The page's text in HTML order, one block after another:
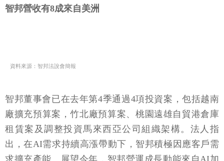
智邦營收有8成來自美洲
資料來源：智邦法說會簡報
智邦董事會已在去年第4季通過4項投資案，包括越南
廠擴充預算案，竹北廠預算案、桃園遠雄自貿港倉庫
租賃案及調整投資馬來西亞公司組織架構。法人指
出，在AI需求持續高漲帶動下，智邦積極因應客戶需
求擴充產能。展望今年，智邦營運成長動能來自AI加